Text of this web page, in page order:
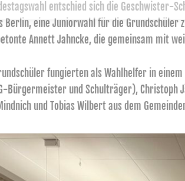
entschied sich die Geschwister-
Berlin, eine Juniorwahl für die Grundschüler
Annett Jahncke, die gemeinsam mit
fungierten als Wahlhelfer in
Bürgermeister und Schulträger),
und Tobias Wilbert aus dem